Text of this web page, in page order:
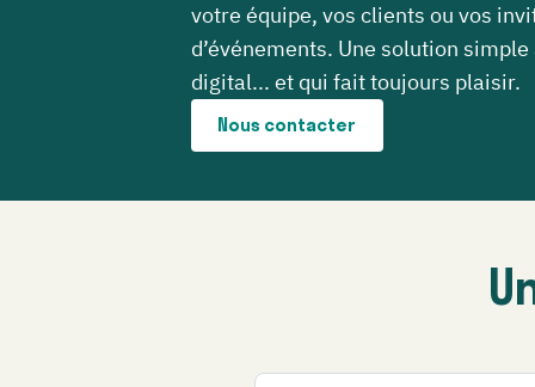
votre équipe, vos clients ou vos
d’événements. Une solution
digital... et qui fait toujours plaisir.
Nous contacter